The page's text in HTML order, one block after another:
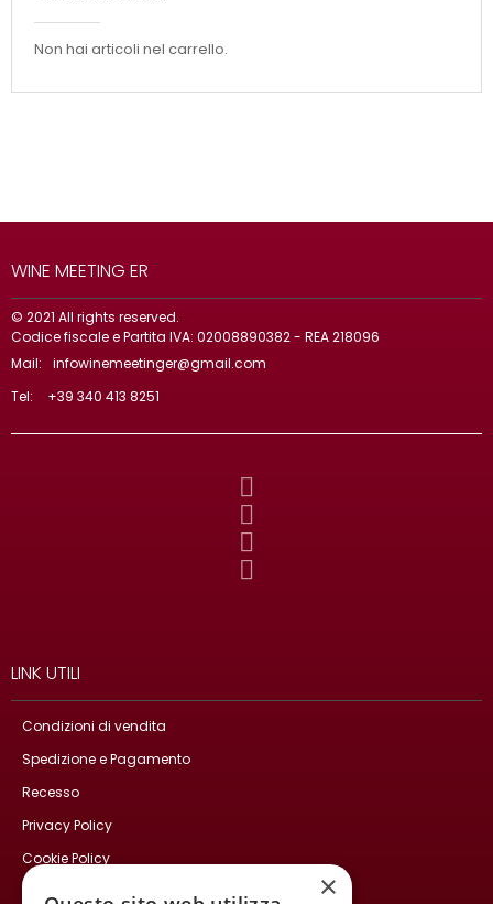
Non hai articoli nel carrello.
WINE MEETING ER
© 2021 All rights reserved.
Codice fiscale e Partita IVA: 02008890382 - REA 218096
Mail:
infowinemeetinger@gmail.com
Tel:
+39 340 413 8251
LINK UTILI
Condizioni di vendita
Spedizione e Pagamento
Recesso
Privacy Policy
Cookie Policy
Contatti
×